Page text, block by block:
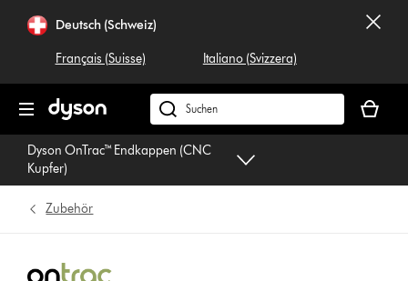
überspringenDeutsch (Schweiz)
Français (Suisse) Italiano (Svizzera)
Dyson.ch
durchsuchen
ist
Dyson OnTrac™ Endkappen (CNC
Kupfer)
Zubehör